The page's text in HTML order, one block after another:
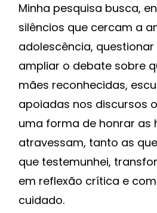
Minha pesquisa busca,
silêncios que cercam a
adolescência,
ampliar o debate sobre
mães reconhecidas,
apoiadas nos discursos
uma forma de honrar as
atravessam, tanto as
que testemunhei,
em reflexão crítica e
cuidado.